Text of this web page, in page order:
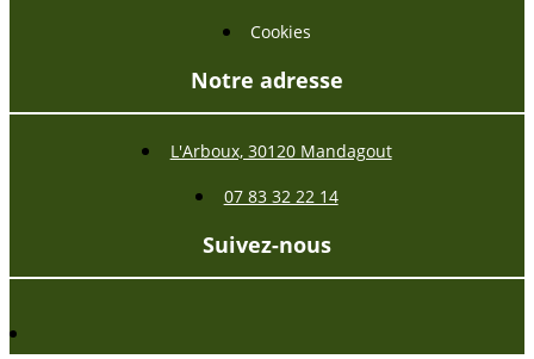
Cookies
Notre adresse
L'Arboux, 30120 Mandagout
07 83 32 22 14
Suivez-nous